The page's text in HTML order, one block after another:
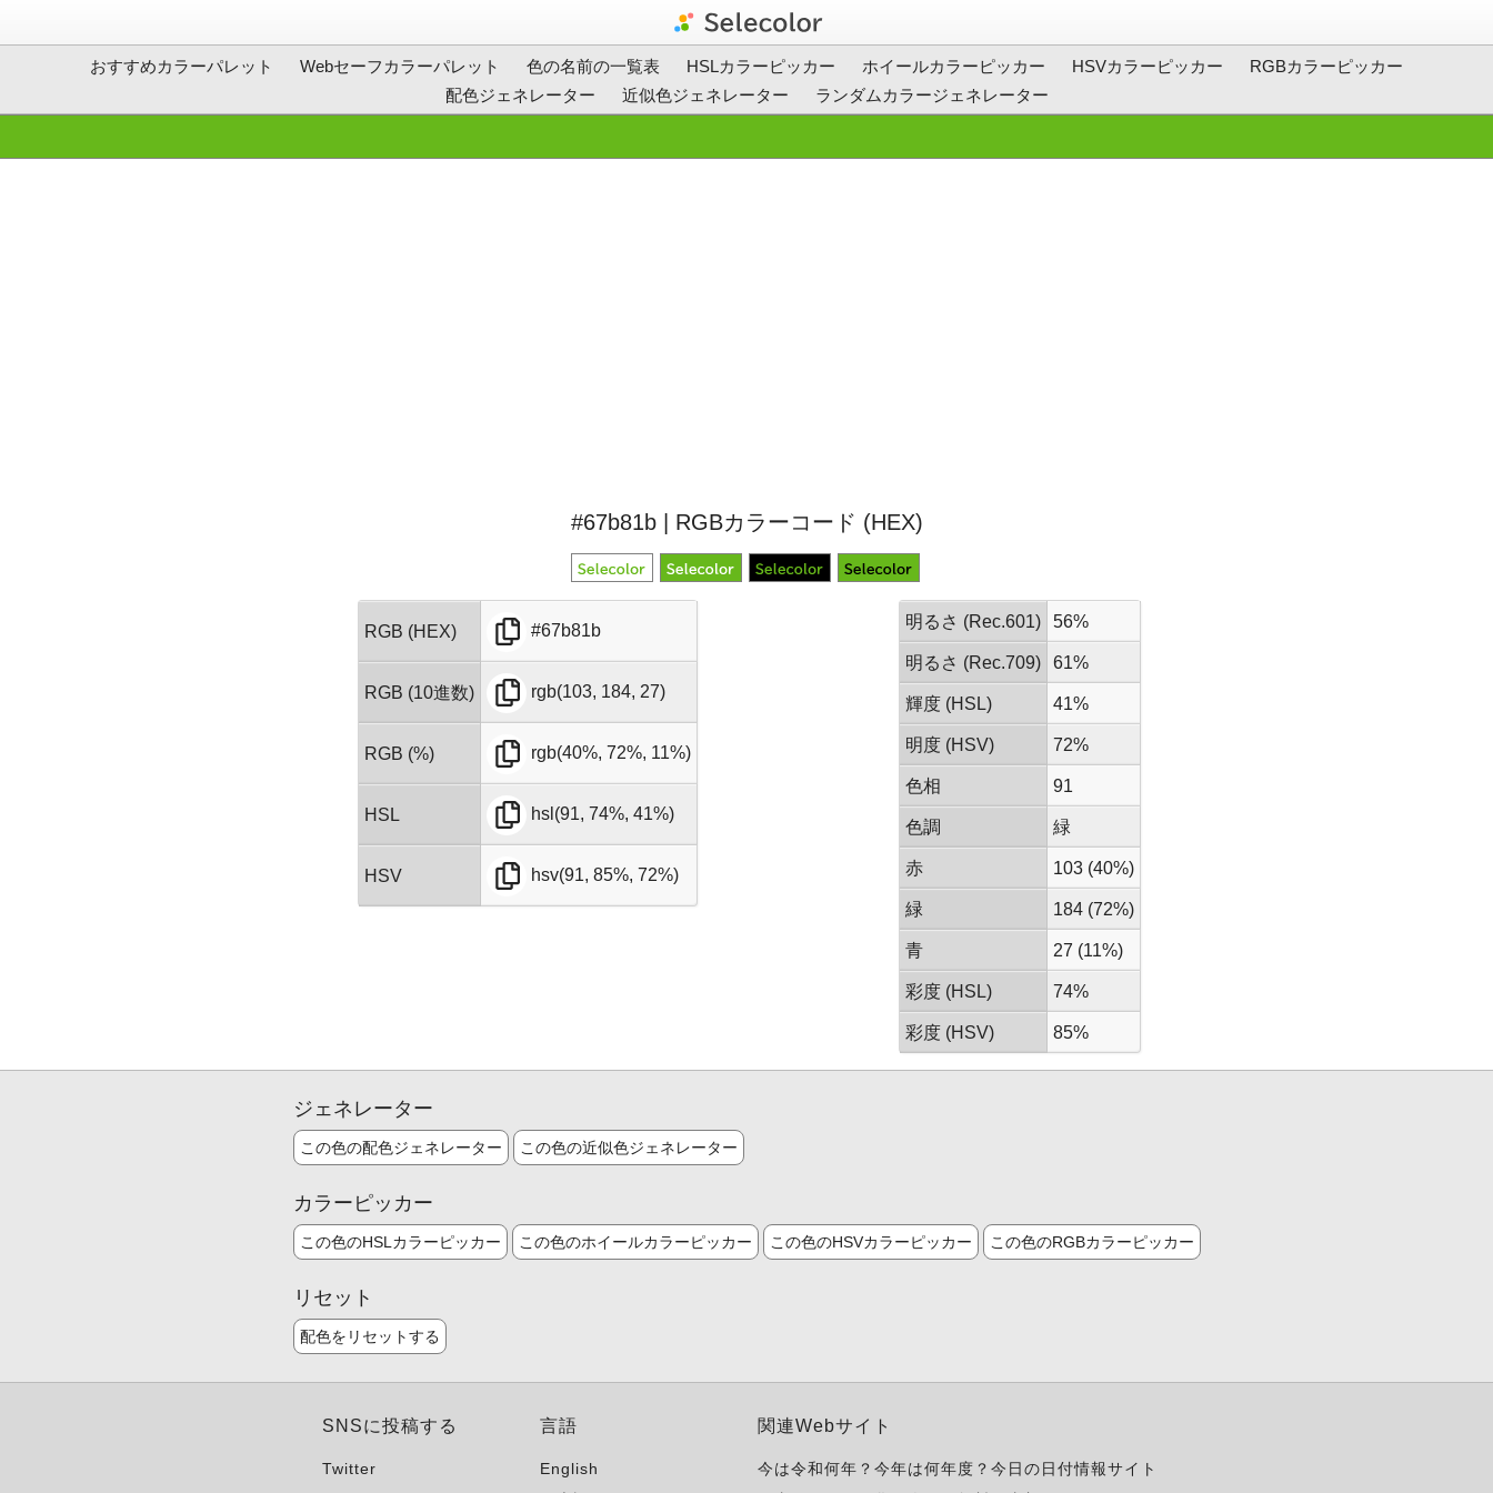
おすすめカラーパレット Webセーフカラーパレット 色の名前の一覧表 HSLカラーピッカー ホイールカラーピッカー HSVカラーピッカー
RGBカラーピッカー
配色ジェネレーター
近似色ジェネレーター ランダムカラージェネレーター
#67b81b | RGBカラーコード (HEX)
RGB (HEX) #67b81b
RGB (10進数) rgb(103, 184, 27)
RGB (%) rgb(40%, 72%, 11%)
HSL hsl(91, 74%, 41%)
HSV hsv(91, 85%, 72%)
明るさ (Rec.601) 56%
明るさ (Rec.709) 61%
輝度 (HSL) 41%
明度 (HSV) 72%
色相 91
色調 緑
赤 103 (40%)
緑 184 (72%)
青 27 (11%)
彩度 (HSL) 74%
彩度 (HSV) 85%
ジェネレーター
この色の配色ジェネレーター この色の近似色ジェネレーター
カラーピッカー
この色のHSLカラーピッカー この色のホイールカラーピッカー この色のHSVカラーピッカー この色のRGBカラーピッカー
リセット
配色をリセットする
SNSに投稿する
Twitter
言語
English
関連Webサイト
今は令和何年？今年は何年度？今日の日付情報サイト